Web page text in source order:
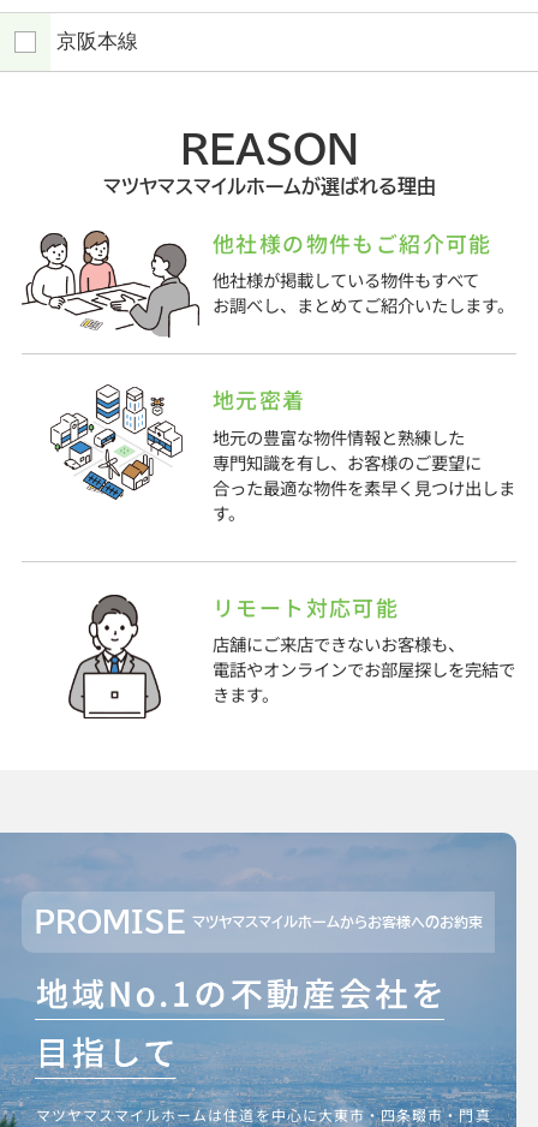
京阪本線
REASON
マツヤマスマイルホームが選ばれる理由
他社様の物件もご紹介可能
他社様が掲載している物件もすべて
お調べし、まとめてご紹介いたします。
地元密着
地元の豊富な物件情報と熟練した
専門知識を有し、お客様のご要望に
合った最適な物件を素早く見つけ出しま
す。
リモート対応可能
店舗にご来店できないお客様も、
電話やオンラインでお部屋探しを完結で
きます。
PROMISE マツヤマスマイルホームからお客様へのお約束
マツヤマスマイルホームは住道を中心に大東市・四条畷市・門真